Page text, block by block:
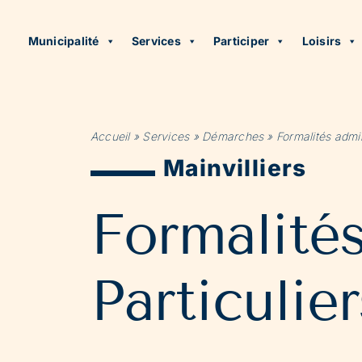
Municipalité Services Participer Loisirs
Accueil» Services» Démarches» Formalités
Mainvilliers